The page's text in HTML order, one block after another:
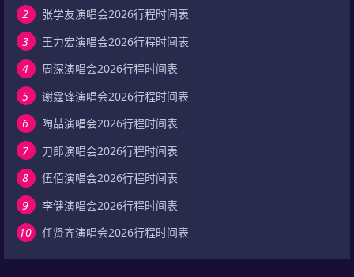
2
张学友演唱会2026行程时间表
3
王力宏演唱会2026行程时间表
4
周深演唱会2026行程时间表
5
谢霆锋演唱会2026行程时间表
6
陶喆演唱会2026行程时间表
7
刀郎演唱会2026行程时间表
8
伍佰演唱会2026行程时间表
9
李健演唱会2026行程时间表
10
任贤齐演唱会2026行程时间表